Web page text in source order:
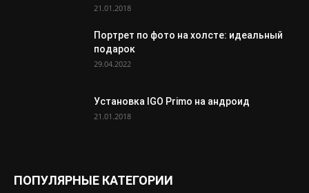
21.01.2018
Портрет по фото на холсте: идеальный
подарок
29.04.2022
Установка IGO Primo на андроид
21.01.2018
ПОПУЛЯРНЫЕ КАТЕГОРИИ